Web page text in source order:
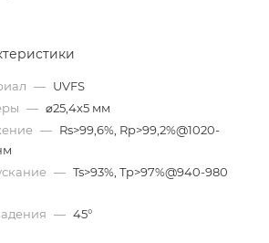
— UVFS
— ⌀25,4x5 мм
— Rs>99,6%, Rp>99,2%@1020-
— Ts>93%, Tp>97%@940-980
— 45°